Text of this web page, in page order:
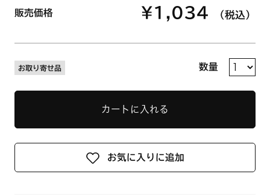
販売価格 ¥1,034 （税込）
お取り寄せ品 数量
カートに入れる
お気に入りに追加